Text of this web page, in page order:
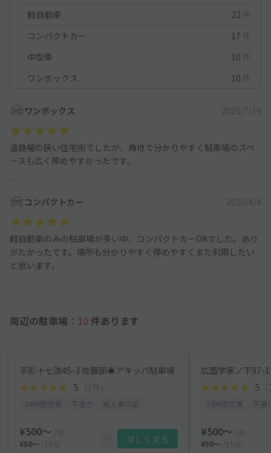
軽自動車
22 件
コンパクトカー
17 件
中型車
10 件
ワンボックス
10 件
ワンボックス 2025/7/19
道路幅の狭い住宅街でしたが、角地で分かりやすく駐車場のスペ
ースも広く停めやすかったです。
コンパクトカー 2025/4/4
軽自動車のみの駐車場が多い中、コンパクトカーOKでした。あり
がたかったです。場所も分かりやすく停めやすくまた利用したい
と思います。
周辺の駐車場： 10 件あります
手形十七流45-3 佐藤邸◉アキッパ駐車場
5 （1件）
¥500〜
/日
¥50〜
/15分 詳しく見る
5
¥500〜
/日
¥50〜
/15分